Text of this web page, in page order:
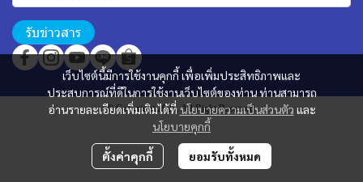
เว็บไซต์นี้มีการใช้งานคุกกี้ เพื่อเพิ่มประสิทธิภาพและ
ประสบการณ์ที่ดีในการใช้งานเว็บไซต์ของท่าน ท่านสามารถ
อ่านรายละเอียดเพิ่มเติมได้ที่นโยบายความเป็นส่วนตัว และ
นโยบายคุกกี้
ตั้งค่าคุกกี้ ยอมรับทั้งหมด
รับข่าวสาร
© Copyright 2025. All Right Reserved.